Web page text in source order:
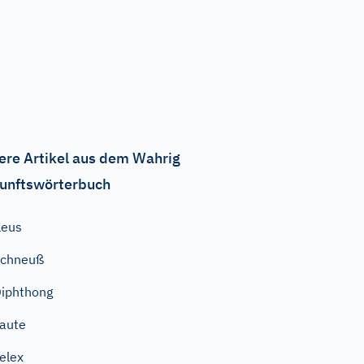
Artikel aus dem Wahrig